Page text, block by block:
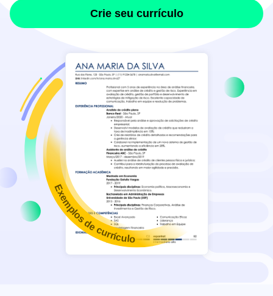
Crie seu currículo
Exemplos de currículo